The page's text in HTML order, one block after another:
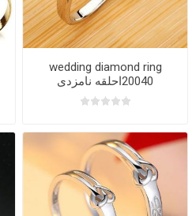
wedding diamond ring
20040احلقه نامزدی